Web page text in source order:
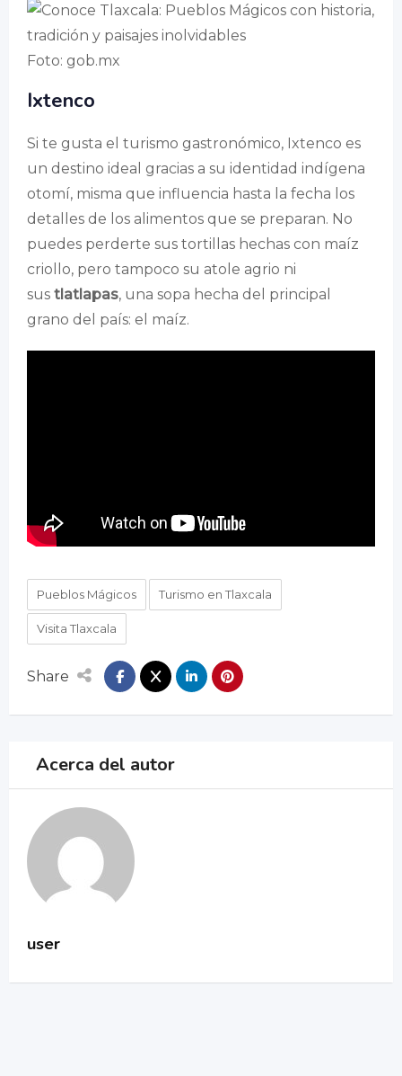
Foto: gob.mx
Ixtenco
Si te gusta el turismo gastronómico, Ixtenco es
un destino ideal gracias a su identidad indígena
otomí, misma que influencia hasta la fecha los
detalles de los alimentos que se preparan. No
puedes perderte sus tortillas hechas con maíz
criollo, pero tampoco su atole agrio ni
sus tlatlapas, una sopa hecha del principal
grano del país: el maíz.
Pueblos Mágicos Turismo en Tlaxcala
Visita Tlaxcala
Share
Acerca del autor
user